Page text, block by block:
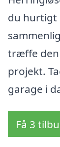
du hurtigt
træffe den
projekt.
garage i
Få 3